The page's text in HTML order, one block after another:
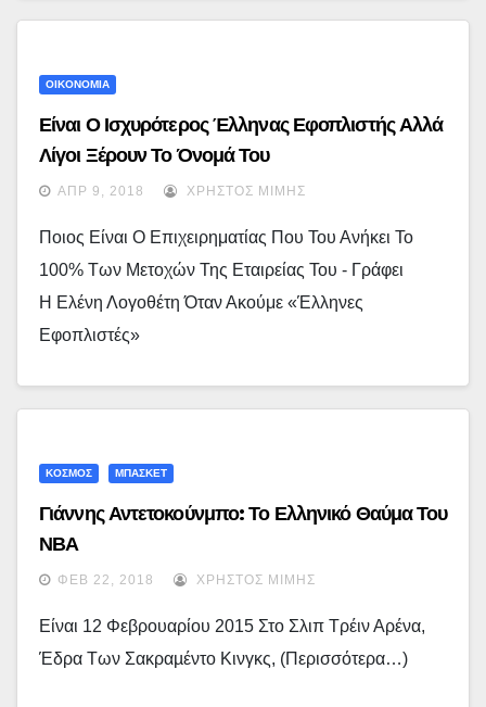
ΟΙΚΟΝΟΜΙΑ
Είναι Ο Ισχυρότερος Έλληνας Εφοπλιστής Αλλά
Λίγοι Ξέρουν Το Όνομά Του
ΑΠΡ 9, 2018 ΧΡΉΣΤΟΣ ΜΊΜΗΣ
Ποιος Είναι Ο Επιχειρηματίας Που Του Ανήκει Το
100% Των Μετοχών Της Εταιρείας Του - Γράφει
Η Ελένη Λογοθέτη Όταν Ακούμε «Έλληνες
Εφοπλιστές»
ΚΟΣΜΟΣ ΜΠΑΣΚΕΤ
Γιάννης Αντετοκούνμπο: Το Ελληνικό Θαύμα Του
ΝΒΑ
ΦΕΒ 22, 2018 ΧΡΉΣΤΟΣ ΜΊΜΗΣ
Είναι 12 Φεβρουαρίου 2015 Στο Σλιπ Τρέιν Αρένα,
Έδρα Των Σακραµέντο Κινγκς, (περισσότερα…)